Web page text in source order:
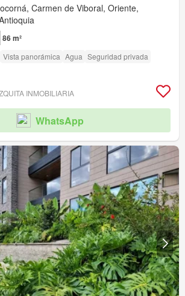
Carmen de Viboral, Oriente,
86 m²
Vista panorámica Agua Seguridad privada
INMOBILIARIA
WhatsApp